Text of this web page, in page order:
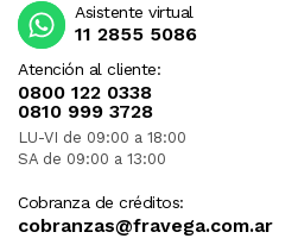
Atención al cliente:
0800 122 0338
0810 999 3728
LU-VI de 09:00 a 18:00
SA de 09:00 a 13:00
Cobranza de créditos:
cobranzas@fravega.com.ar
Asistente virtual
11 2855 5086